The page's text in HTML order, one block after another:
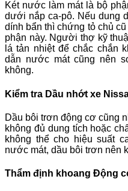
Két nước làm mát là bộ
dưới nắp ca-pô. Nếu dung
dính bẩn thì chứng tỏ chủ
phận này. Người thợ kỹ
lá tản nhiệt để chắc chắn
dẫn nước mát cũng nên
không.
Kiểm tra Dầu nhớt xe
Dầu bôi trơn động cơ cũng
không đủ dung tích hoặc
không thể cho hiệu suất
nước mát, dầu bôi trơn nên
Thẩm định khoang Động